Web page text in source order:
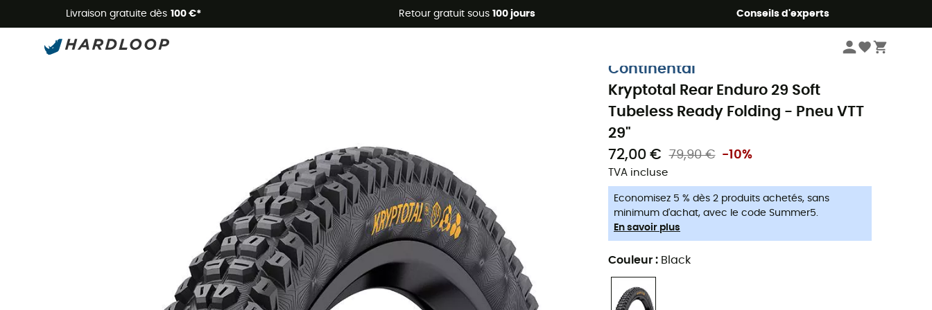
Livraison gratuite dès 100 €* Retour gratuit sous 100 jours Conseils d'experts
Promos d'été 🔥 -5 % EXTRA dès 2 produits* code Summer5
Continental
Kryptotal Rear Enduro 29 Soft
Tubeless Ready Folding - Pneu VTT
29"
72,00 €
79,90 € -10%
TVA incluse
Economisez 5 % dès 2 produits achetés, sans
minimum d'achat, avec le code Summer5.
En savoir plus
Couleur : Black